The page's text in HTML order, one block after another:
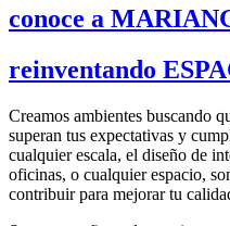
conoce a
reinventando
Creamos ambientes buscando
superan tus expectativas y
cualquier escala, el diseño de
oficinas, o cualquier espacio,
contribuir para mejorar tu